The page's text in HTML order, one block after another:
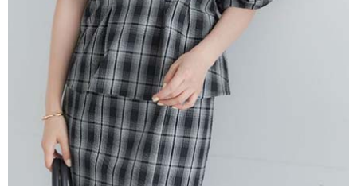
１．透過由恩沛科技股份有限公司提供之「AFTEE先享後付」服務完成之交
易，需依本服務之必要範圍內提供個人資料，並將交易相關給付款項請求債
權轉讓予恩沛科技股份有限公司。
２．關於個人資料處理事宜，請瀏覽以下網址：
https://aftee.tw/terms/#terms3
３．未成年的使用者請事先徵得法定代理人或監護人之同意方可使用
「AFTEE先享後付」，若未經同意申辦者引起之損失，本公司不負相關責
４．使用「AFTEE先享後付」時，將依據個別帳號之用戶狀況，依本公司即
時審查核予不同之上限額度；若仍有額度不足之情形，本公司將視審查結果
請求用戶進行身份認證。
５．嚴禁一人註冊多個帳號或使用他人資訊註冊。若發現惡意使用之情形，
恩沛科技股份有限公司將有權停止該用戶之使用額度並採取法律行動。
每筆NT$60，滿NT$888(含以上)免運費
每筆NT$60，滿NT$888(含以上)免運費
每筆NT$90，滿NT$888(含以上)免運費